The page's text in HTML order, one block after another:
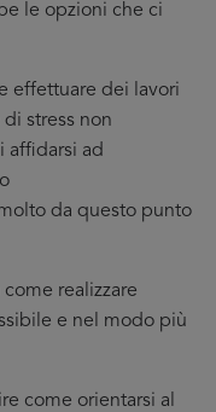
le opzioni che ci
effettuare dei lavori
stress non
affidarsi ad
da questo punto
realizzare
e nel modo più
come orientarsi al